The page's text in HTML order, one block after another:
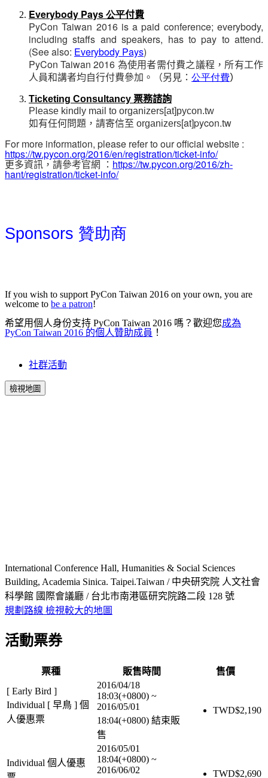
Everybody Pays 公平付費
PyCon Taiwan 2016 is a paid conference; everybody,
including staffs and speakers, has to pay to attend.
(See also: Everybody Pays)
PyCon Taiwan 2016 為使用者需付費之議程，所有工作
人員和講者均自行付費參加。（另見 ： 公平付費）
Ticketing Consultancy 票務諮詢
Please kindly mail to organizers[at]pycon.tw
如有任何問題，請寄信至 organizers[at]pycon.tw
For more information, please refer to our official website :
https://tw.pycon.org/2016/en/registration/ticket-info/
更多資訊，請參考官網 ： https://tw.pycon.org/2016/zh-
hant/registration/ticket-info/
Sponsors 贊助商
If you wish to support PyCon Taiwan 2016 on your own, you are
welcome to be a patron!
希望用個人身份支持 PyCon Taiwan 2016 嗎？歡迎您成為
PyCon Taiwan 2016 的個人贊助成員 ！
社群活動
檢視地圖
International Conference Hall, Humanities & Social Sciences
Building, Academia Sinica. Taipei.Taiwan / 中央研究院 人文社會
科學館 國際會議廳 / 台北市南港區研究院路二段 128 號
規劃路線 檢視較大的地圖
活動票券
票種 販售時間
售價
[ Early Bird ]
Individual [ 早鳥 ] 個
人優惠票
2016/04/18
18:03(+0800) ~
2016/05/01
18:04(+0800) 結束販
售
TWD$2,190
Individual 個人優惠
2016/05/01
18:04(+0800) ~
2016/06/02
TWD$2,690